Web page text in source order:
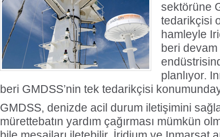
sektörüne
tedarikçisi
hamleyle
beri
planlıyor.
beri GMDSS’nin tek tedarikçisi
GMDSS, denizde acil durum iletişimini
mürettebatın yardım çağırması mümkün